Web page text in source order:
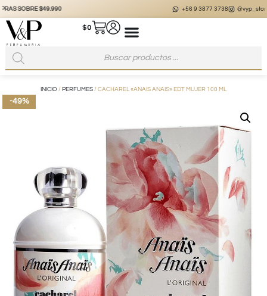
vypstore.cl
$0
INICIO / PERFUMES / CACHAREL «ANAIS ANAIS» EDT MUJER 100 ML
-49%